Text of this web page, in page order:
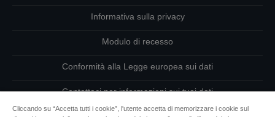
Informativa sulla privacy
Modulo di recesso
Conformità alla Legge europea sui dati
Contattaci per informazioni sui tuoi dati
Cliccando su “Accetta tutti i cookie”, l'utente accetta di memorizzare i cookie sul